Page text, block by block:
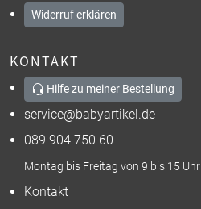
Widerruf erklären
KONTAKT
Hilfe zu meiner Bestellung
service@babyartikel.de
089 904 750 60
Montag bis Freitag von 9 bis 15 Uhr
Kontakt